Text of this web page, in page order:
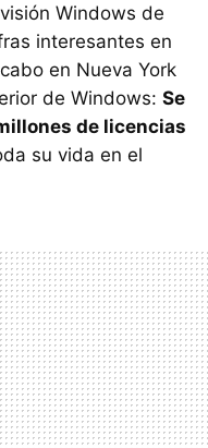
Windows de
interesantes en
en Nueva York
de Windows: Se
de licencias
su vida en el